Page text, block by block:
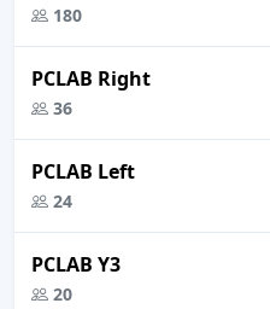
180
PCLAB Right
36
PCLAB Left
24
PCLAB Y3
20